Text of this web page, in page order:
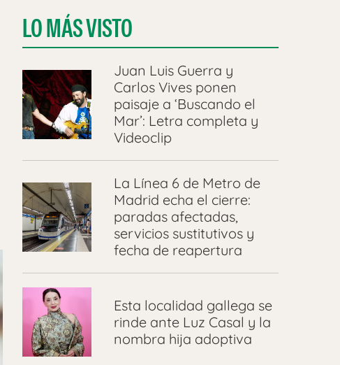
LO MÁS VISTO
Juan Luis Guerra y
Carlos Vives ponen
paisaje a ‘Buscando el
Mar’: Letra completa y
Videoclip
La Línea 6 de Metro de
Madrid echa el cierre:
paradas afectadas,
servicios sustitutivos y
fecha de reapertura
Esta localidad gallega se
rinde ante Luz Casal y la
nombra hija adoptiva